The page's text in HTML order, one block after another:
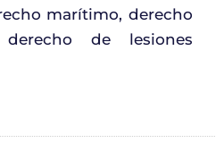
marítimo, derecho
de lesiones